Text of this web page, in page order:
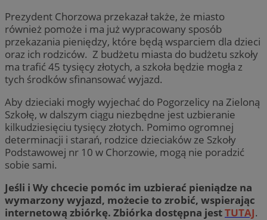
Prezydent Chorzowa przekazał także, że miasto
również pomoże i ma już wypracowany sposób
przekazania pieniędzy, które będą wsparciem dla dzieci
oraz ich rodziców. Z budżetu miasta do budżetu szkoły
ma trafić 45 tysięcy złotych, a szkoła będzie mogła z
tych środków sfinansować wyjazd.
Aby dzieciaki mogły wyjechać do Pogorzelicy na Zieloną
Szkołę, w dalszym ciągu niezbędne jest uzbieranie
kilkudziesięciu tysięcy złotych. Pomimo ogromnej
determinacji i starań, rodzice dzieciaków ze Szkoły
Podstawowej nr 10 w Chorzowie, mogą nie poradzić
sobie sami.
Jeśli i Wy chcecie pomóc im uzbierać pieniądze na
wymarzony wyjazd, możecie to zrobić, wspierając
internetową zbiórkę. Zbiórka dostępna jestTUTAJ.